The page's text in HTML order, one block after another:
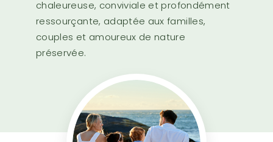
chaleureuse, conviviale et profondément
ressourçante, adaptée aux familles,
couples et amoureux de nature
préservée.